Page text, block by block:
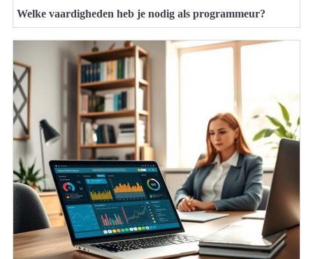
Welke vaardigheden heb je nodig als programmeur?